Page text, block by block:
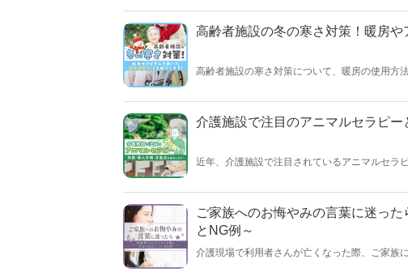
高齢者施設の冬の寒さ対策！暖房や
高齢者施設の寒さ対策について、暖房の使用方
介護施設で注目のアニマルセラピー
近年、介護施設で注目されているアニマルセラ
ご家族へのお悔やみの言葉に迷っ
とNG例～
介護現場で利用者さんが亡くなった際、ご家族
ょうか。この記事では、適切な声かけのポイ